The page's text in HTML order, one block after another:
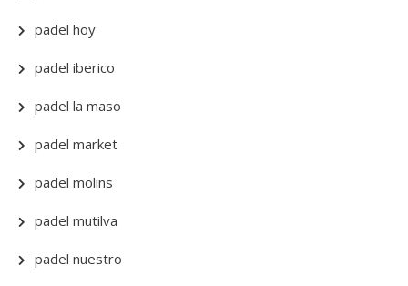
padel hoy
padel iberico
padel la maso
padel market
padel molins
padel mutilva
padel nuestro